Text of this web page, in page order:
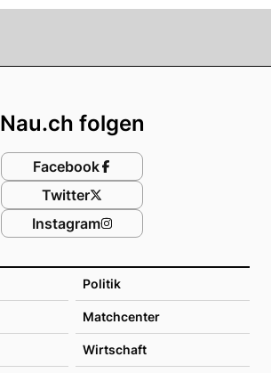
Politik
Matchcenter
Wirtschaft
Nau.ch folgen
Facebook
Twitter
Instagram